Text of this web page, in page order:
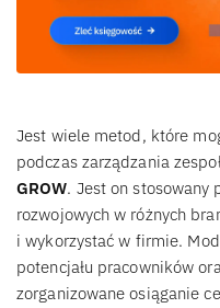
Jest wiele metod, które
podczas zarządzania
GROW. Jest on stosowany
rozwojowych w różnych
i wykorzystać w firmie.
potencjału pracowników
zorganizowane osiąganie